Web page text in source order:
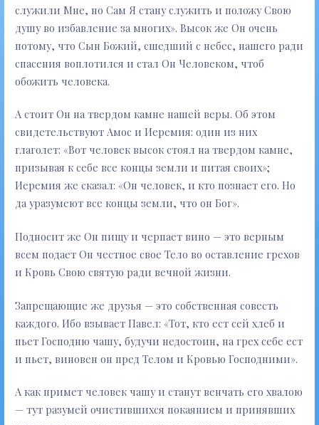
служили Мне, но Сам Я стану служить и положу Свою
душу во избавление за многих». Высок же Он очень
потому, что Сын Божий, сшедший с небес, нашего ради
спасения воплотился и стал Он Человеком, чтоб
обожить человека.
А стоит Он на твердом камне нашей веры. Об этом
свидетельствуют Амос и Иеремия: один из них
глаголет: «Вот человек высок стоял на твердом камне,
призывая к себе все концы земли и питая своих»;
Иеремия же сказал: «Он человек, и кто познает его. Но
да уразумеют все концы земли, что он Бог».
Подносит же Он пищу и черпает вино — это верным
всем подает Он честное свое Тело во оставление грехов
и Кровь Свою святую ради вечной жизни.
Запрещающие же друзья — это собственная совесть
каждого. Ибо взывает Павел: «Тот, кто ест сей хлеб и
пьет Господню чашу, будучи недостоин, на грех себе ест
и пьет, виновен он пред Телом и Кровью Господними».
А как примет человек чашу и станут венчать его хвалою
— тут разумей очистившихся покаянием и принявших